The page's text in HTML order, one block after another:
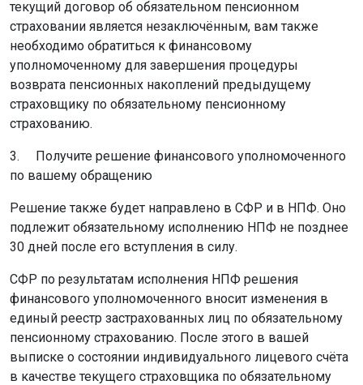
текущий договор об обязательном пенсионном
страховании является незаключённым, вам также
необходимо обратиться к финансовому
уполномоченному для завершения процедуры
возврата пенсионных накоплений предыдущему
страховщику по обязательному пенсионному
страхованию.
3. Получите решение финансового уполномоченного
по вашему обращению
Решение также будет направлено в СФР и в НПФ. Оно
подлежит обязательному исполнению НПФ не позднее
30 дней после его вступления в силу.
СФР по результатам исполнения НПФ решения
финансового уполномоченного вносит изменения в
единый реестр застрахованных лиц по обязательному
пенсионному страхованию. После этого в вашей
выписке о состоянии индивидуального лицевого счёта
в качестве текущего страховщика по обязательному